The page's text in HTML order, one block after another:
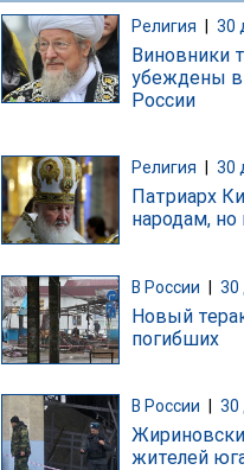
Религия 30
Виновники
убеждены в
России
Религия 30
Патриарх
народам, но
В России | 30
Новый
погибших
В России 30
жителей